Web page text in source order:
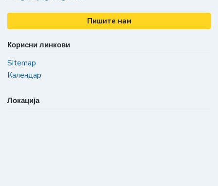
Пишите нам
Корисни линкови
Sitemap
Календар
Локација